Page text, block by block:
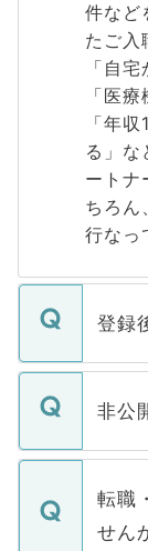
件など
たご入
「自
「医
「年
る」な
ートナ
ちろん
行なっ
登録
ご登録
登録
ます。
いた
非公
マイナ
うち
けな
転職
せん